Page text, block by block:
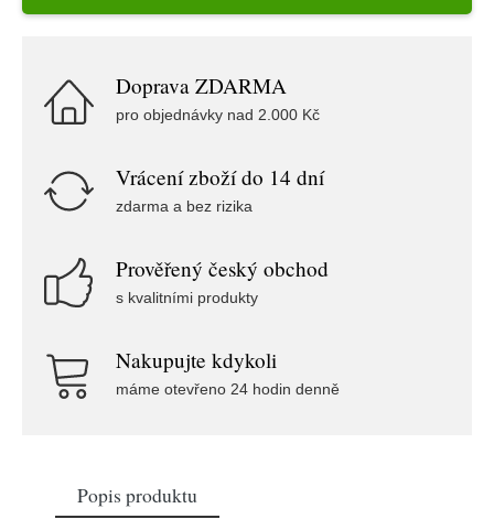
Doprava ZDARMA
pro objednávky nad 2.000 Kč
Vrácení zboží do 14 dní
zdarma a bez rizika
Prověřený český obchod
s kvalitními produkty
Nakupujte kdykoli
máme otevřeno 24 hodin denně
Popis produktu